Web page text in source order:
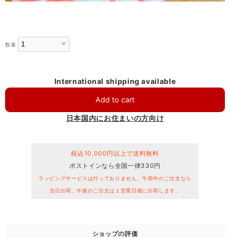
数量
International shipping available
Add to cart
日本国内にお住まいの方向け
税込10,000円以上で送料無料
ポストインなら全国一律330円
ラッピングサービスは行っておりません。午前中のご注文なら
当日出荷、午後のご注文は１営業日後に出荷します。
ショップの評価